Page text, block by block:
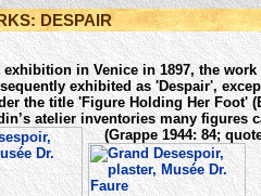
DESPAIR
exhibition in Venice in 1897, the
exhibited as 'Despair',
the title 'Figure Holding Her Foot'
atelier inventories many figures
(Grappe 1944: 84;